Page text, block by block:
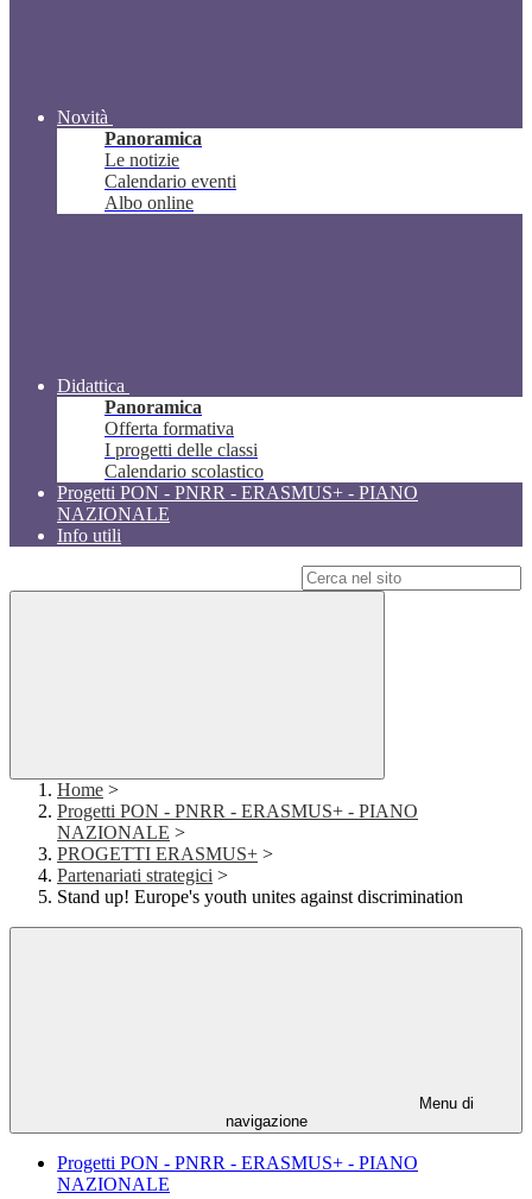
Novità
Panoramica
Le notizie
Calendario eventi
Albo online
Didattica
Panoramica
Offerta formativa
I progetti delle classi
Calendario scolastico
Progetti PON - PNRR - ERASMUS+ - PIANO
NAZIONALE
Info utili
Home >
Progetti PON - PNRR - ERASMUS+ - PIANO
NAZIONALE >
PROGETTI ERASMUS+ >
Partenariati strategici >
Stand up! Europe's youth unites against discrimination
Menu di
navigazione
Progetti PON - PNRR - ERASMUS+ - PIANO
NAZIONALE